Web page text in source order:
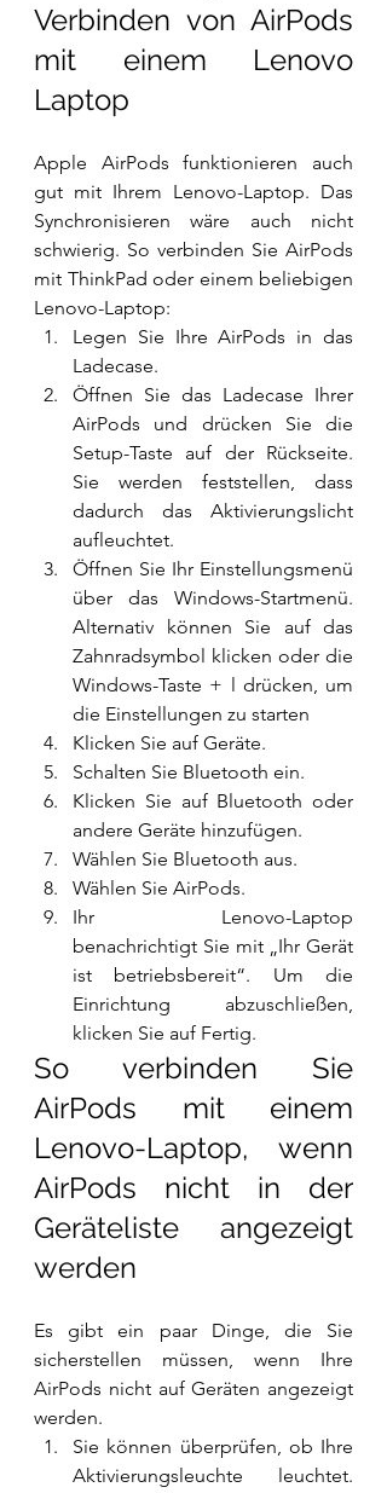
Verbinden von AirPods
mit einem Lenovo
Laptop
Apple AirPods funktionieren auch
gut mit Ihrem Lenovo-Laptop. Das
Synchronisieren wäre auch nicht
schwierig. So verbinden Sie AirPods
mit ThinkPad oder einem beliebigen
Lenovo-Laptop:
Legen Sie Ihre AirPods in das
Ladecase.
Öffnen Sie das Ladecase Ihrer
AirPods und drücken Sie die
Setup-Taste auf der Rückseite.
Sie werden feststellen, dass
dadurch das Aktivierungslicht
aufleuchtet.
Öffnen Sie Ihr Einstellungsmenü
über das Windows-Startmenü.
Alternativ können Sie auf das
Zahnradsymbol klicken oder die
Windows-Taste + l drücken, um
die Einstellungen zu starten
Klicken Sie auf Geräte.
Schalten Sie Bluetooth ein.
Klicken Sie auf Bluetooth oder
andere Geräte hinzufügen.
Wählen Sie Bluetooth aus.
Wählen Sie AirPods.
Ihr Lenovo-Laptop
benachrichtigt Sie mit „Ihr Gerät
ist betriebsbereit“. Um die
Einrichtung abzuschließen,
klicken Sie auf Fertig.
So verbinden Sie
AirPods mit einem
Lenovo-Laptop, wenn
AirPods nicht in der
Geräteliste angezeigt
werden
Es gibt ein paar Dinge, die Sie
sicherstellen müssen, wenn Ihre
AirPods nicht auf Geräten angezeigt
werden.
Sie können überprüfen, ob Ihre
Aktivierungsleuchte leuchtet.